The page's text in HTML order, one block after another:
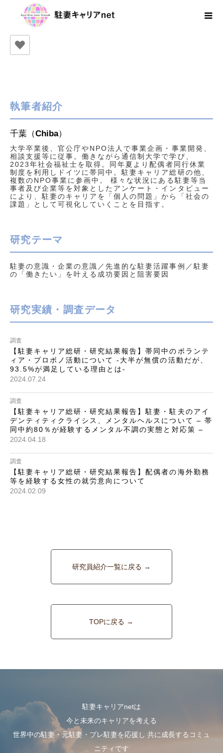
執筆者紹介
千葉（Chiba）
大学卒業後、官公庁やNPO法人で事業企画・事業開発、
相談支援等に従事。働きながら通信制大学で学び、
2023年社会福祉士を取得。同年夏より配偶者同行休業
制度を利用しドイツに帯同中。駐妻キャリア総研の他、
複数のNPO事業に参画中。 様々な状況にある駐妻等当
事者及び企業等を対象としたアンケート・インタビュー
により、駐妻のキャリアを「個人の問題」から「社会の
課題」として可視化していくことを目指す。
研究テーマ
駐妻の意識・企業の意識／先進的な駐妻活躍事例／駐妻
の「働きたい」を叶える成功要因と阻害要因
研究実績・調査データ
調査
【駐妻キャリア総研・研究結果報告】帯同中のボランテ
ィア・プロボノ活動について -大半が無償の活動だが、
93.5%が満足している理由とは-
2024.07.24
調査
【駐妻キャリア総研・研究結果報告】駐妻・駐夫のアイ
デンティティクライシス、メンタルヘルスについて – 帯
同中約80％が経験するメンタル不調の実態と対応策 –
2024.04.18
調査
【駐妻キャリア総研・研究結果報告】配偶者の海外勤務
等を経験する女性の就労意向について
2024.02.09
研究員紹介一覧に戻る →
TOPに戻る →
駐妻キャリアnetは
今と未来のキャリアを考える
世界中の駐妻・元駐妻・プレ駐妻を応援し 共に成長するコミュ
ニティです